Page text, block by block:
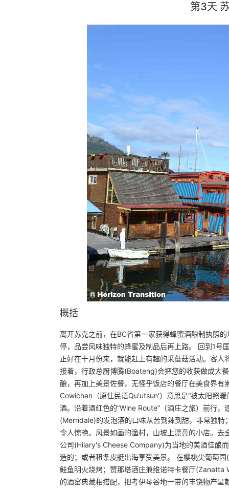
第3天
概括
离开苏克之前，在BC省第一家获得蜂蜜酒酿制执照
停，品尝风味独特的蜂蜜及制品后再上路。 回到1号
正好在十月份来，就能赶上有趣的采蘑菇活动。客
接着，行政总厨博腾(Boateng)会把您的收获做成大
酿，再加上美景佐餐，无怪乎饭店的餐厅在美食界
Cowichan（原住民语Qu'utsun'）意思是“被太阳照
酒。沿着酒红色的”Wine Route”（酒庄之旅）前行
(Merridale)的发泡酒的口味从苦到辣到甜，非常独
令人惊艳。风景如画的渔村，山坡上漂亮的小店。
公司(Hilary's Cheese Company)为当地的美酒佳酿
造的；或者租条皮艇出海享受美景。 在樱桃尖葡萄
鲑鱼明火烧烤；赞那塔酒庄兼维诺特卡餐厅
的酒窑典藏相搭配，把考伊琴谷地一带的丰饶物产